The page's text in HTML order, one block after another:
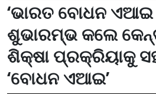
‘ଭାରତ ବୋଧନ
ଶୁଭାରମ୍ଭ କଲେ
ଶିକ୍ଷା ପ୍ରକ୍ରିୟାକୁ
‘ବୋଧନ ଏଆଇ’